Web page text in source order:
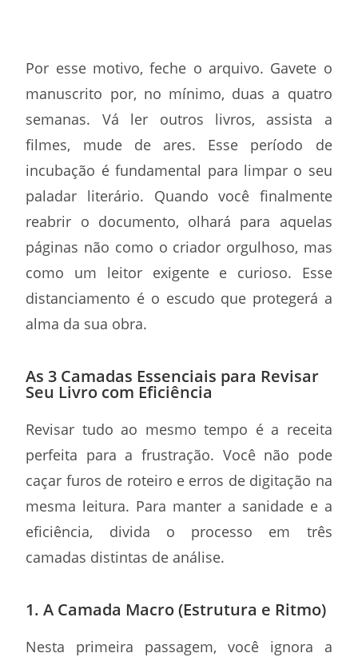
Por esse motivo, feche o arquivo. Gavete o
manuscrito por, no mínimo, duas a quatro
semanas. Vá ler outros livros, assista a
filmes, mude de ares. Esse período de
incubação é fundamental para limpar o seu
paladar literário. Quando você finalmente
reabrir o documento, olhará para aquelas
páginas não como o criador orgulhoso, mas
como um leitor exigente e curioso. Esse
distanciamento é o escudo que protegerá a
alma da sua obra.
As 3 Camadas Essenciais para Revisar
Seu Livro com Eficiência
Revisar tudo ao mesmo tempo é a receita
perfeita para a frustração. Você não pode
caçar furos de roteiro e erros de digitação na
mesma leitura. Para manter a sanidade e a
eficiência, divida o processo em três
camadas distintas de análise.
1. A Camada Macro (Estrutura e Ritmo)
Nesta primeira passagem, você ignora a